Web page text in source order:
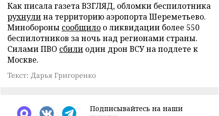
Как писала газета ВЗГЛЯД, обломки беспилотника
рухнулина территорию аэропорта Шереметьево.
Минобороны сообщило о ликвидации более 550
беспилотников за ночь над регионами страны.
Силами ПВО сбили один дрон ВСУ на подлете к
Москве.
Текст: Дарья Григоренко
Подписывайтесь на наши